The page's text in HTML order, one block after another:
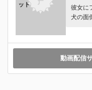
ット
彼女に
犬の面
動画配信